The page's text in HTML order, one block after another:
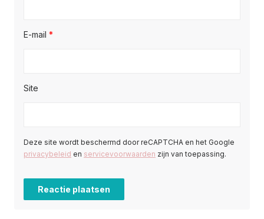
E-mail *
Site
Deze site wordt beschermd door reCAPTCHA en het Google
privacybeleid en servicevoorwaarden zijn van toepassing.